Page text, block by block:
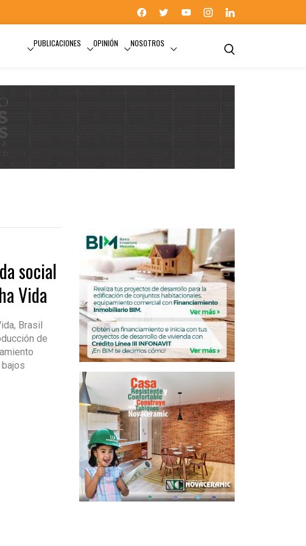
PUBLICACIONES OPINIÓN NOSOTROS
social
Vida
Brasil
de
ONU-HABITAT MÉXICO